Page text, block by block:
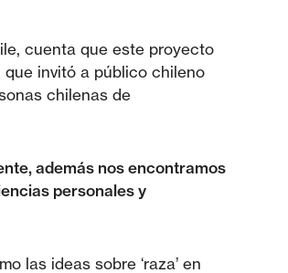
cuenta que este proyecto
invitó a público chileno
chilenas de
además nos encontramos
personales y
las ideas sobre ‘raza’ en